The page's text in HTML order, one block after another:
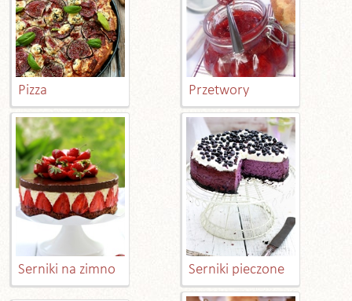
Pizza Przetwory
Serniki na zimno Serniki pieczone